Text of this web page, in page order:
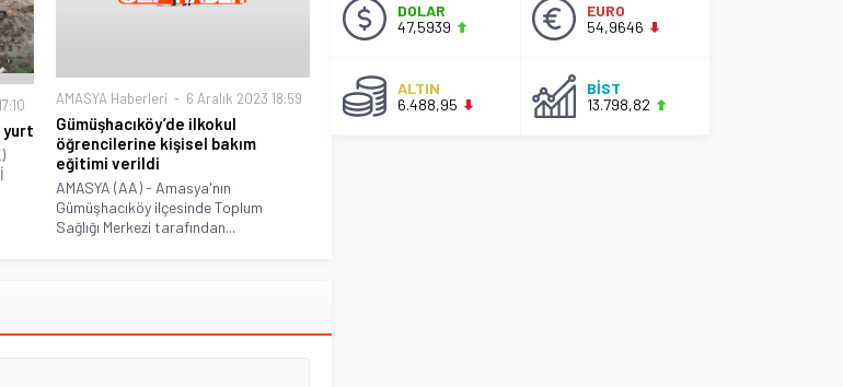
yurt
AMASYA Haberleri 6 Aralık 2023 18:59
Gümüşhacıköy’de ilkokul
öğrencilerine kişisel bakım
eğitimi verildi
AMASYA (AA) - Amasya'nın
Gümüşhacıköy ilçesinde Toplum
Sağlığı Merkezi tarafından...
DOLAR
47,5939
EURO
54,9646
ALTIN
6.488,95
BİST
13.798,82